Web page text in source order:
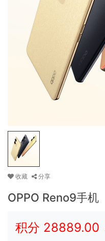
收藏 分享
OPPO Reno9手机
积分 28889.00